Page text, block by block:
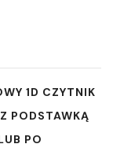
1D CZYTNIK
PODSTAWKĄ
PO